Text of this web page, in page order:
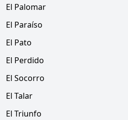
El Palomar
El Paraíso
El Pato
El Perdido
El Socorro
El Talar
El Triunfo